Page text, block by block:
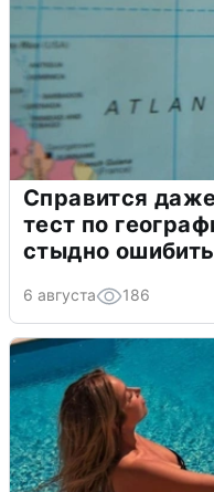
Справится
тест по
стыдно
6 августа 186